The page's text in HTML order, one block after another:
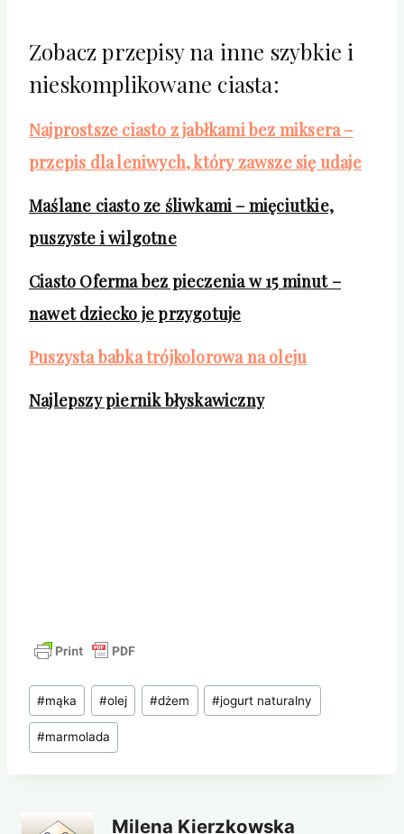
Zobacz przepisy na inne szybkie i
nieskomplikowane ciasta:
Najprostsze ciasto z jabłkami bez miksera –
przepis dla leniwych, który zawsze się udaje
Maślane ciasto ze śliwkami – mięciutkie,
puszyste i wilgotne
Ciasto Oferma bez pieczenia w 15 minut –
nawet dziecko je przygotuje
Puszysta babka trójkolorowa na oleju
Najlepszy piernik błyskawiczny
Tagi
wpisu:
#mąka #olej #dżem #jogurt naturalny
#marmolada
Milena Kierzkowska